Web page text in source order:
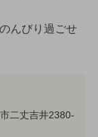
んびり過ごせ
二丈吉井2380-